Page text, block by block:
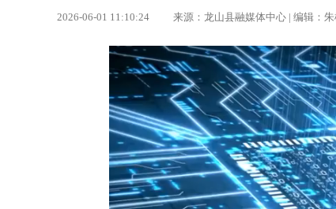
2026-06-01 11:10:24 来源：龙山县融媒体中心 | 编辑：